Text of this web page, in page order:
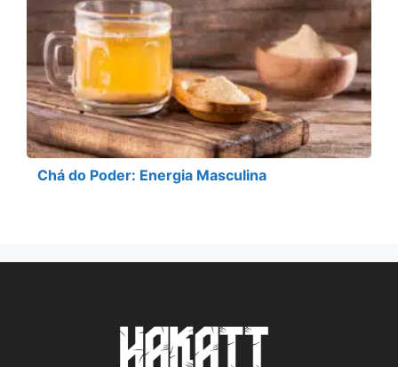
Chá do Poder: Energia Masculina